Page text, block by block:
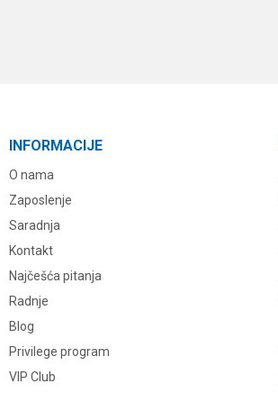
INFORMACIJE
O nama
Zaposlenje
Saradnja
Kontakt
Najčešća pitanja
Radnje
Blog
Privilege program
VIP Club